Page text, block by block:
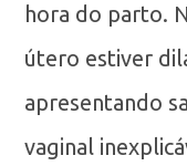
hora do parto.
útero estiver
apresentando
vaginal